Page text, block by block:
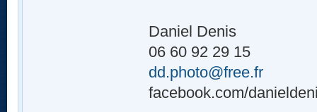
Daniel Denis
06 60 92 29 15
dd.photo@free.fr
facebook.com/